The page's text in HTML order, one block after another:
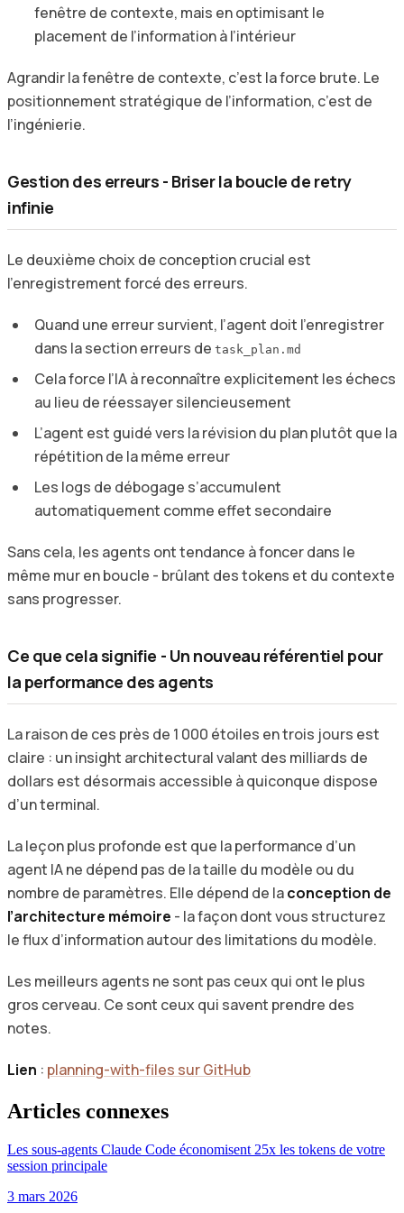
fenêtre de contexte, mais en optimisant le
placement de l’information à l’intérieur
Agrandir la fenêtre de contexte, c’est la force brute. Le
positionnement stratégique de l’information, c’est de
l’ingénierie.
Gestion des erreurs - Briser la boucle de retry
infinie
Le deuxième choix de conception crucial est
l’enregistrement forcé des erreurs.
Quand une erreur survient, l’agent doit l’enregistrer
dans la section erreurs de task_plan.md
Cela force l’IA à reconnaître explicitement les échecs
au lieu de réessayer silencieusement
L’agent est guidé vers la révision du plan plutôt que la
répétition de la même erreur
Les logs de débogage s’accumulent
automatiquement comme effet secondaire
Sans cela, les agents ont tendance à foncer dans le
même mur en boucle - brûlant des tokens et du contexte
sans progresser.
Ce que cela signifie - Un nouveau référentiel pour
la performance des agents
La raison de ces près de 1 000 étoiles en trois jours est
claire : un insight architectural valant des milliards de
dollars est désormais accessible à quiconque dispose
d’un terminal.
La leçon plus profonde est que la performance d’un
agent IA ne dépend pas de la taille du modèle ou du
nombre de paramètres. Elle dépend de laconception de
l’architecture mémoire - la façon dont vous structurez
le flux d’information autour des limitations du modèle.
Les meilleurs agents ne sont pas ceux qui ont le plus
gros cerveau. Ce sont ceux qui savent prendre des
notes.
Lien : planning-with-files sur GitHub
Articles connexes
Les sous-agents Claude Code économisent 25x les tokens de votre
session principale
3 mars 2026